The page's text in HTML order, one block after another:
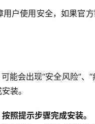
户使用安全，如果官
能会出现“安全风险”、
装。
照提示步骤完成安装。